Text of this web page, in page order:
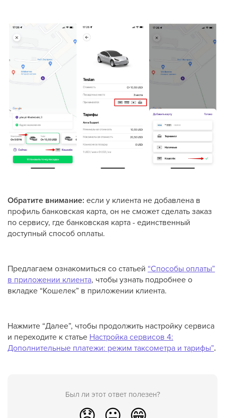
Обратите внимание: если у клиента не добавлена в
профиль банковская карта, он не сможет сделать заказ
по сервису, где банковская карта - единственный
доступный способ оплаты.
Предлагаем ознакомиться со статьей “Способы оплаты”
в приложении клиента, чтобы узнать подробнее о
вкладке “Кошелек” в приложении клиента.
Нажмите “Далее”, чтобы продолжить настройку сервиса
и переходите к статье Настройка сервисов 4:
Дополнительные платежи: режим таксометра и тарифы”.
Был ли этот ответ полезен?